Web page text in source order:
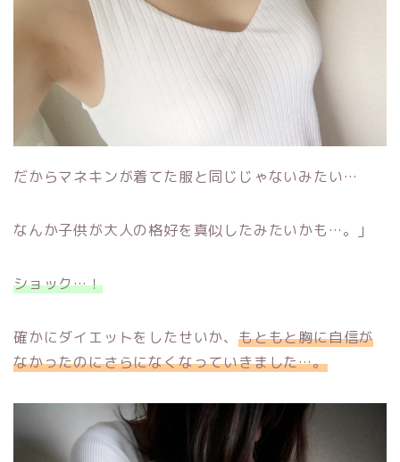
だからマネキンが着てた服と同じじゃないみたい…
なんか子供が大人の格好を真似したみたいかも…。」
ショック…！
確かにダイエットをしたせいか、もともと胸に自信が
なかったのにさらになくなっていきました…。